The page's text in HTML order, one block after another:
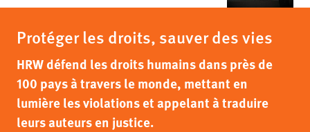
Protéger les droits, sauver des vies
HRW défend les droits humains dans près de
100 pays à travers le monde, mettant en
lumière les violations et appelant à traduire
leurs auteurs en justice.